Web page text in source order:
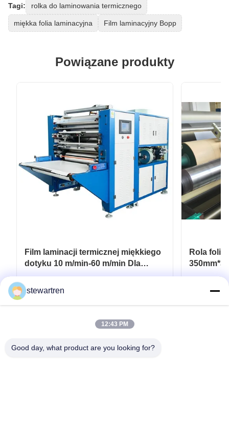
Tagi: rolka do laminowania termicznego
miękka folia laminacyjna Film laminacyjny Bopp
Powiązane produkty
Film laminacji termicznej miękkiego
dotyku 10 m/min-60 m/min Dla
elastycznych opakowań
Rola folii
stewartren
12:43 PM
Good day, what product are you looking for?